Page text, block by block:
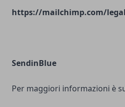
https://mailchimp.com/
SendinBlue
Per maggiori informazioni è